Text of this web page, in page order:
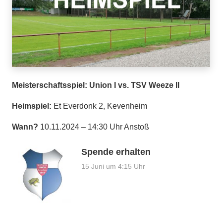
Meisterschaftsspiel: Union I vs. TSV Weeze II
Heimspiel: Et Everdonk 2, Kevenheim
Wann? 10.11.2024 – 14:30 Uhr Anstoß
Spende erhalten
15 Juni um 4:15 Uhr